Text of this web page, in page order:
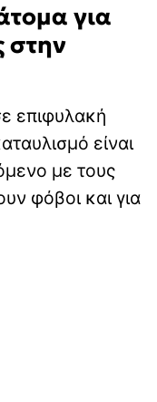
για
στην
επιφυλακή
είναι
με τους
φόβοι και για